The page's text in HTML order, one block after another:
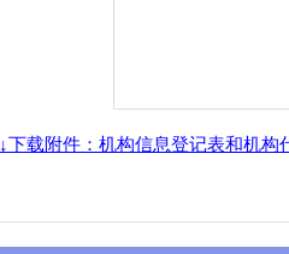
↓下载附件：机构信息登记表和机构